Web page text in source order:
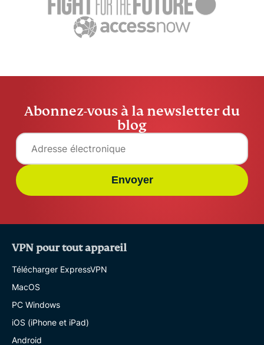
Abonnez-vous à la newsletter du
blog
Envoyer
VPN pour tout appareil
Télécharger ExpressVPN
MacOS
PC Windows
iOS (iPhone et iPad)
Android